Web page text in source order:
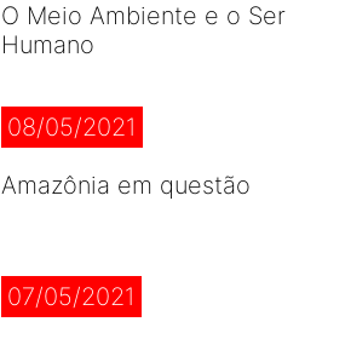
O Meio Ambiente e o Ser
Humano
08/05/2021
Amazônia em questão
07/05/2021